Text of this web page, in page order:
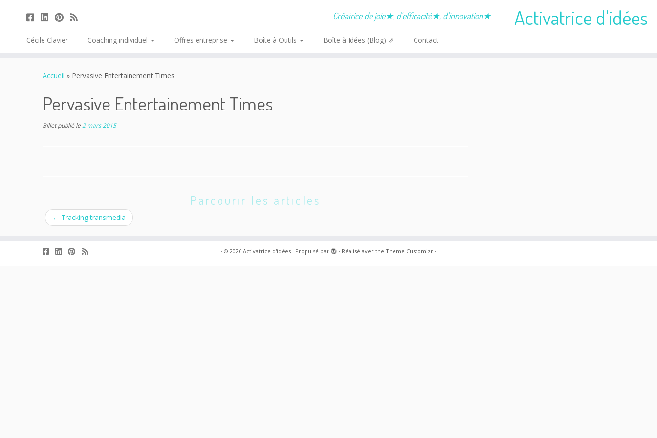
Activatrice d'idées
Créatrice de joie★, d'efficacité★, d'innovation★
Cécile Clavier Coaching individuel Offres entreprise Boîte à Outils Boîte à Idées (Blog) ⇗ Contact
Accueil » Pervasive Entertainement Times
Pervasive Entertainement Times
Billet publié le2 mars 2015
Parcourir les articles
← Tracking transmedia
· © 2026 Activatrice d'idées · Propulsé par · Réalisé avec the Thème Customizr ·